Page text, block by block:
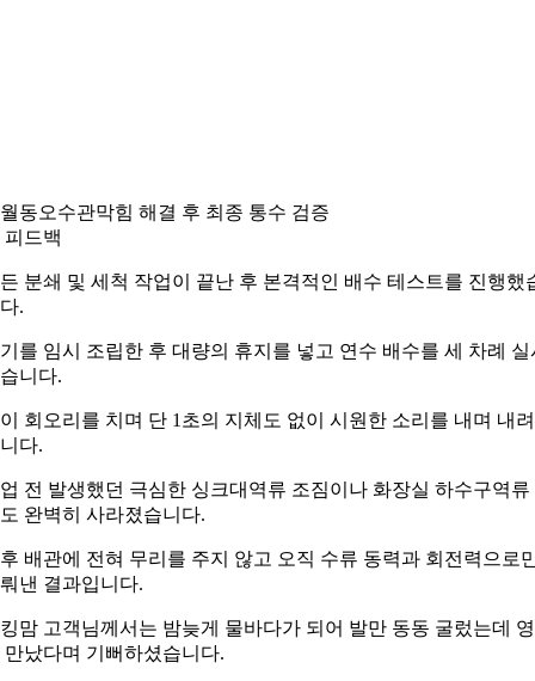
동오수관막힘 해결 후 최종 통수 검증
피드백
분쇄 및 세척 작업이 끝난 후 본격적인 배수 테스트를 진행했
.
를 임시 조립한 후 대량의 휴지를 넣고 연수 배수를 세 차례 실
니다.
회오리를 치며 단 1초의 지체도 없이 시원한 소리를 내며 내
다.
전 발생했던 극심한 싱크대역류 조짐이나 화장실 하수구역류
완벽히 사라졌습니다.
배관에 전혀 무리를 주지 않고 오직 수류 동력과 회전력으로
낸 결과입니다.
맘 고객님께서는 밤늦게 물바다가 되어 발만 동동 굴렀는데
만났다며 기뻐하셨습니다.